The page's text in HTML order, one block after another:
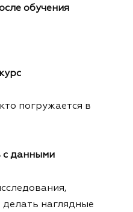
обучения
погружается в
с данными
наглядные